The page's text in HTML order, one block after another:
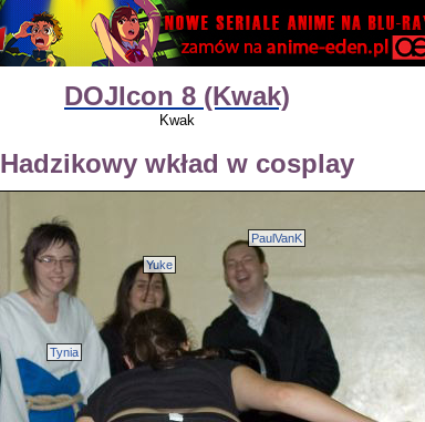
DOJIcon 8 (Kwak)
Kwak
Hadzikowy wkład w cosplay
PaulVanK
Tynia
Yuke